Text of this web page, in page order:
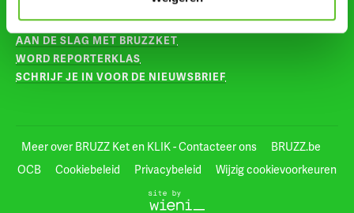
VOOR LEERKRACHTEN
AAN DE SLAG MET BRUZZKET
WORD REPORTERKLAS
SCHRIJF JE IN VOOR DE NIEUWSBRIEF
Meer over BRUZZ Ket en KLIK - Contacteer ons
BRUZZ.be
OCB
Cookiebeleid Privacybeleid Wijzig cookievoorkeuren